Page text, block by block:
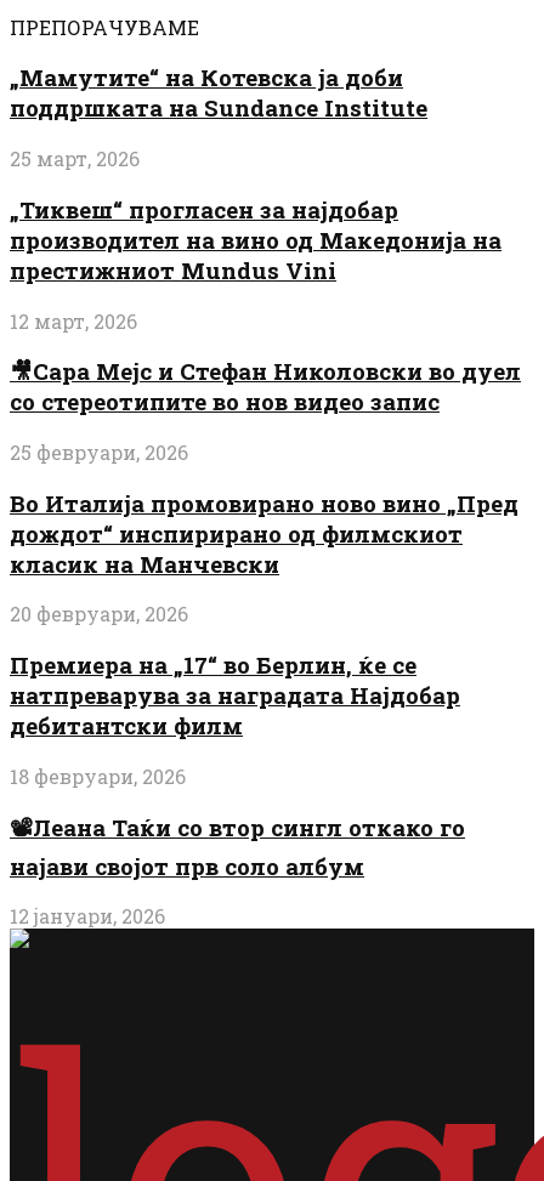
ПРЕПОРАЧУВАМЕ
„Мамутите“ на Котевска ја доби
поддршката на Sundance Institute
25 март, 2026
„Тиквеш“ прогласен за најдобар
производител на вино од Македонија на
престижниот Mundus Vini
12 март, 2026
🎥Сара Мејс и Стефан Николовски во дуел
со стереотипите во нов видео запис
25 февруари, 2026
Во Италија промовирано ново вино „Пред
дождот“ инспирирано од филмскиот
класик на Манчевски
20 февруари, 2026
Премиера на „17“ во Берлин, ќе се
натпреварува за наградата Најдобар
дебитантски филм
18 февруари, 2026
📽️Леана Таќи со втор сингл откако го
најави својот прв соло албум
12 јануари, 2026